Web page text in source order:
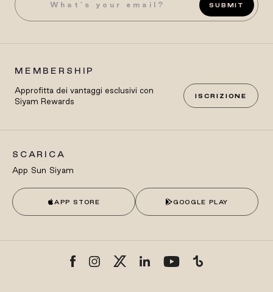
SUBMIT
MEMBERSHIP
Approfitta dei vantaggi esclusivi con
Siyam Rewards
ISCRIZIONE
SCARICA
App Sun Siyam
APP STORE GOOGLE PLAY